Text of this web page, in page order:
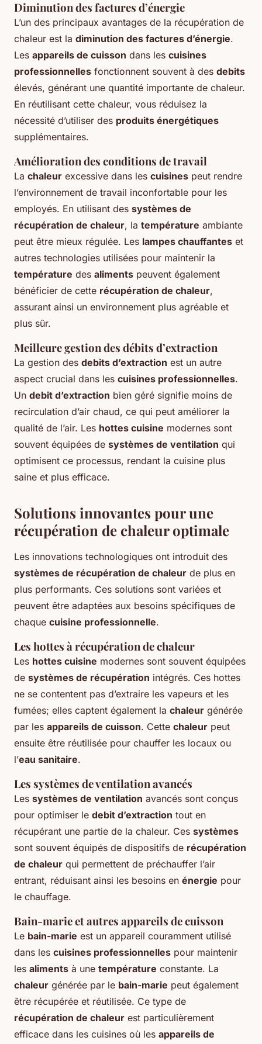
Diminution des factures d’énergie
L’un des principaux avantages de la récupération de
chaleur est la diminution des factures d’énergie.
Les appareils de cuisson dans les cuisines
professionnelles fonctionnent souvent à des debits
élevés, générant une quantité importante de chaleur.
En réutilisant cette chaleur, vous réduisez la
nécessité d’utiliser des produits énergétiques
supplémentaires.
Amélioration des conditions de travail
La chaleur excessive dans les cuisines peut rendre
l’environnement de travail inconfortable pour les
employés. En utilisant des systèmes de
récupération de chaleur, la température ambiante
peut être mieux régulée. Les lampes chauffantes et
autres technologies utilisées pour maintenir la
température des aliments peuvent également
bénéficier de cette récupération de chaleur,
assurant ainsi un environnement plus agréable et
plus sûr.
Meilleure gestion des débits d’extraction
La gestion des debits d’extraction est un autre
aspect crucial dans les cuisines professionnelles.
Un debit d’extraction bien géré signifie moins de
recirculation d’air chaud, ce qui peut améliorer la
qualité de l’air. Les hottes cuisine modernes sont
souvent équipées de systèmes de ventilation qui
optimisent ce processus, rendant la cuisine plus
saine et plus efficace.
Solutions innovantes pour une
récupération de chaleur optimale
Les innovations technologiques ont introduit des
systèmes de récupération de chaleur de plus en
plus performants. Ces solutions sont variées et
peuvent être adaptées aux besoins spécifiques de
chaque cuisine professionnelle.
Les hottes à récupération de chaleur
Les hottes cuisine modernes sont souvent équipées
de systèmes de récupération intégrés. Ces hottes
ne se contentent pas d’extraire les vapeurs et les
fumées; elles captent également la chaleur générée
par les appareils de cuisson. Cette chaleur peut
ensuite être réutilisée pour chauffer les locaux ou
l’eau sanitaire.
Les systèmes de ventilation avancés
Les systèmes de ventilation avancés sont conçus
pour optimiser le debit d’extraction tout en
récupérant une partie de la chaleur. Ces systèmes
sont souvent équipés de dispositifs de récupération
de chaleur qui permettent de préchauffer l’air
entrant, réduisant ainsi les besoins en énergie pour
le chauffage.
Bain-marie et autres appareils de cuisson
Le bain-marie est un appareil couramment utilisé
dans les cuisines professionnelles pour maintenir
les aliments à une température constante. La
chaleur générée par le bain-marie peut également
être récupérée et réutilisée. Ce type de
récupération de chaleur est particulièrement
efficace dans les cuisines où les appareils de